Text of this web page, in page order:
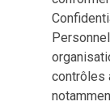
contrôles